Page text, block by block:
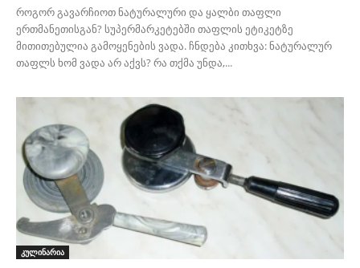
როგორ გავარჩიოთ ნატურალური და ყალბი თაფლი
ერთმანეთისგან? სუპერმარკეტებში თაფლის ეტიკეტზე
მითითებულია გამოყენების ვადა. ჩნდება კითხვა: ნატურალურ
თაფლს ხომ ვადა არ აქვს? რა თქმა უნდა,...
კულინარია